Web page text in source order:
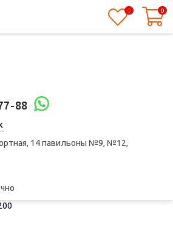
88
14 павильоны №9, №12,
0 0